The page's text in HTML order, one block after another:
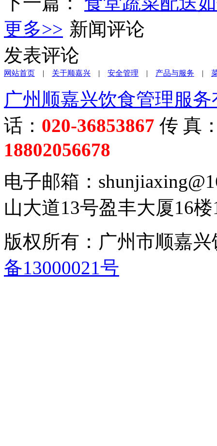
更多>> 新闻评论
发表评论
网站首页 | 关于顺嘉兴 | 安全管理 | 产品与服务 |
广州顺嘉兴饮食管理服
话： 020-36853867 传 真
18802056678
电子邮箱：
山大道13号盈丰大厦16楼
版权所有：广州市顺嘉
备13000021号